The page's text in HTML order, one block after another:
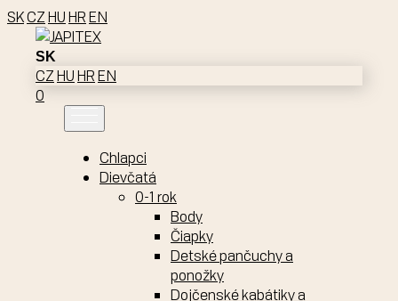
SKCZHUHREN
SK
CZHUHREN
0
Chlapci
Dievčatá
0-1 rok
Body
Čiapky
Detské pančuchy a
ponožky
Dojčenské kabátiky a